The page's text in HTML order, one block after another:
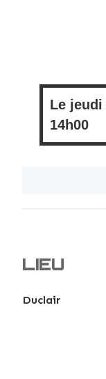
Le jeudi
14h00
LIEU
Duclair